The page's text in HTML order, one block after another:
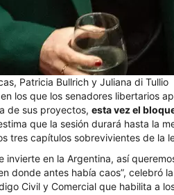
Patricia Bullrich y Juliana di Tullio
los que los senadores libertarios
de sus proyectos, esta vez el
que la sesión durará hasta la
tres capítulos sobrevivientes de la
invierte en la Argentina, así
donde antes había caos”, celebró
Civil y Comercial que habilita a